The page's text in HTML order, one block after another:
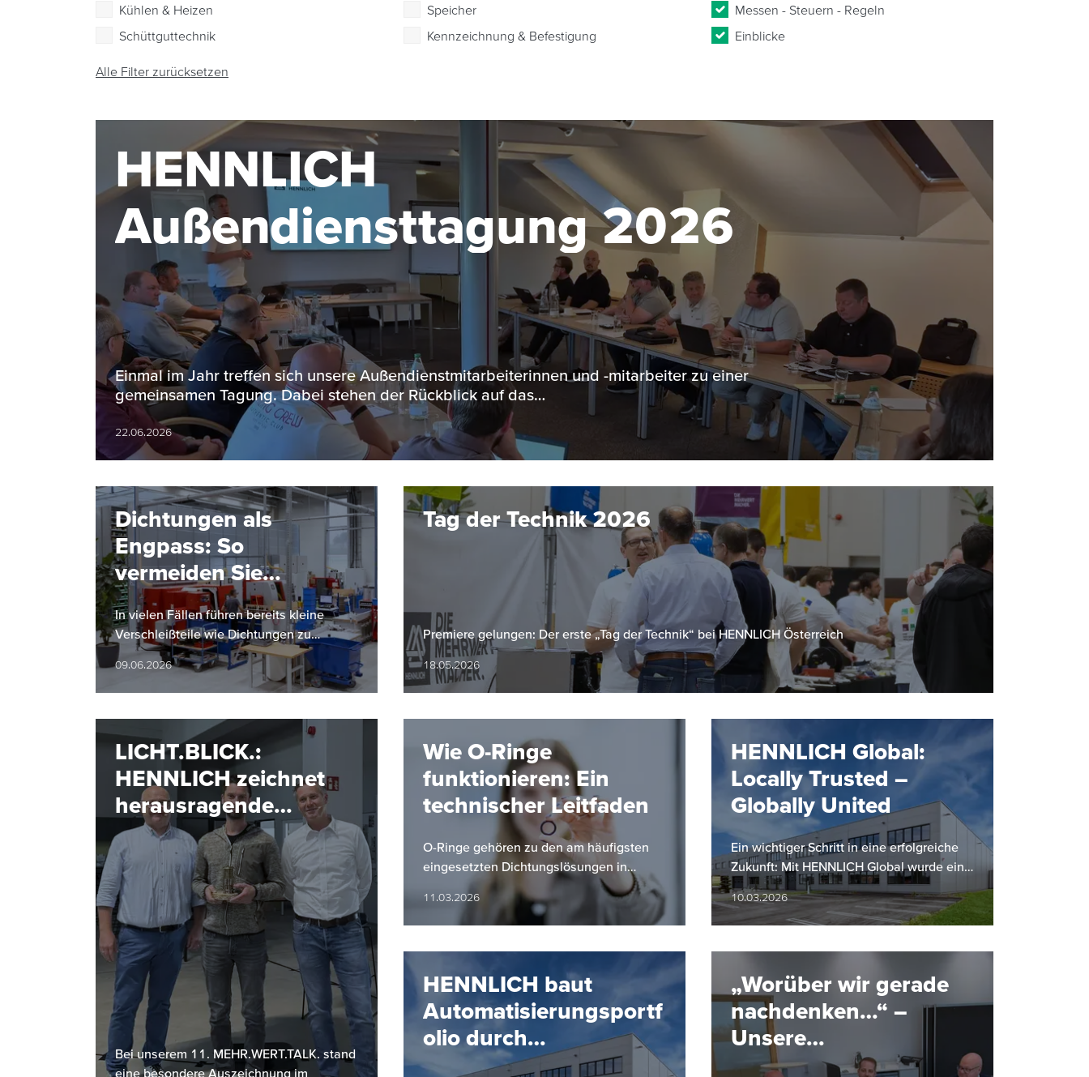
Kühlen & Heizen
Speicher
Messen - Steuern - Regeln
Schüttguttechnik
Kennzeichnung & Befestigung Einblicke
Alle Filter zurücksetzen
HENNLICH
Außendiensttagung 2026
Einmal im Jahr treffen sich unsere Außendienstmitarbeiterinnen und -mitarbeiter zu einer
gemeinsamen Tagung. Dabei stehen der Rückblick auf das…
22.06.2026
Dichtungen als
Engpass: So
vermeiden Sie
Anlagenstillstände
In vielen Fällen führen bereits kleine
Verschleißteile wie Dichtungen zu
ungeplanten Anlagestillständen. Dies
kann erhebliche Auswirkungen auf die…
09.06.2026
Tag der Technik 2026
Premiere gelungen: Der erste „Tag der Technik“ bei HENNLICH Österreich
18.05.2026
LICHT.BLICK.:
HENNLICH zeichnet
herausragende
Projekte aus
Bei unserem 11. MEHR.WERT.TALK. stand
eine besondere Auszeichnung im
Wie O-Ringe
funktionieren: Ein
technischer Leitfaden
O-Ringe gehören zu den am häufigsten
eingesetzten Dichtungslösungen in
industriellen Anwendungen. Ihre einfache
Bauform, hohe Zuverlässigkeit und…
11.03.2026
HENNLICH Global:
Locally Trusted –
Globally United
Ein wichtiger Schritt in eine erfolgreiche
Zukunft: Mit HENNLICH Global wurde eine
gruppenweite Führungs- und
Koordinationseinheit ins Leben gerufen,…
10.03.2026
HENNLICH baut
Automatisierungsportf
olio durch
Partnerschaft mit SMC
„Worüber wir gerade
nachdenken…“ –
Unsere
Geschäftsführer im